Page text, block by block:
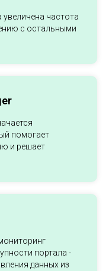
увеличена частота
с остальными
помогает
и решает
портала -
данных из